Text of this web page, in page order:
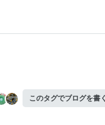
このタグでブログを書く